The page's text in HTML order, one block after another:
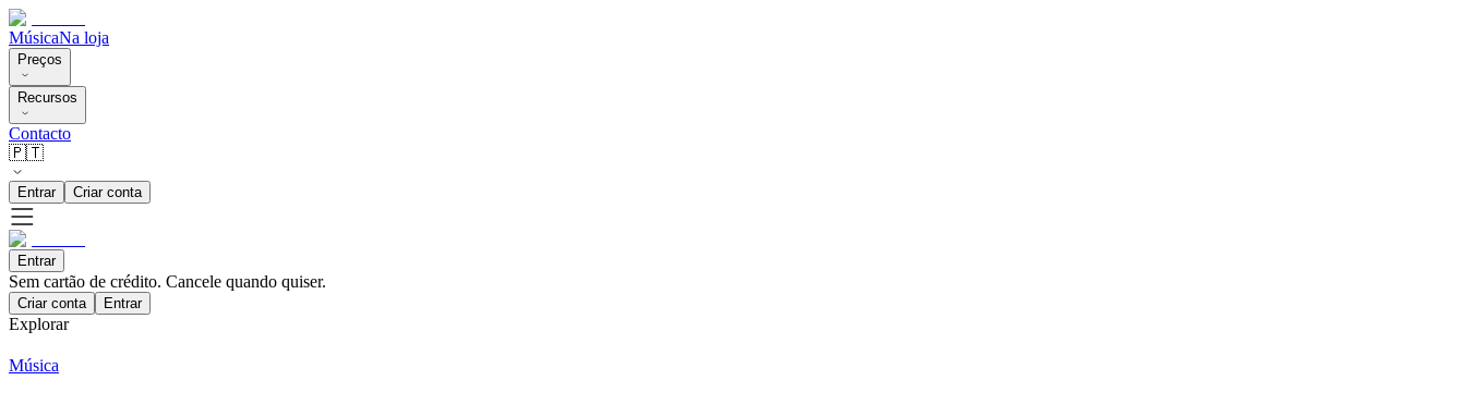
MúsicaNa loja
Preços
Recursos
Contacto
🇵🇹
Entrar Criar conta
Entrar
Sem cartão de crédito. Cancele quando quiser.
Criar conta Entrar
Explorar
Música